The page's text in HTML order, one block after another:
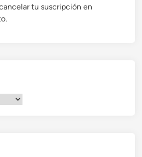
tu suscripción en